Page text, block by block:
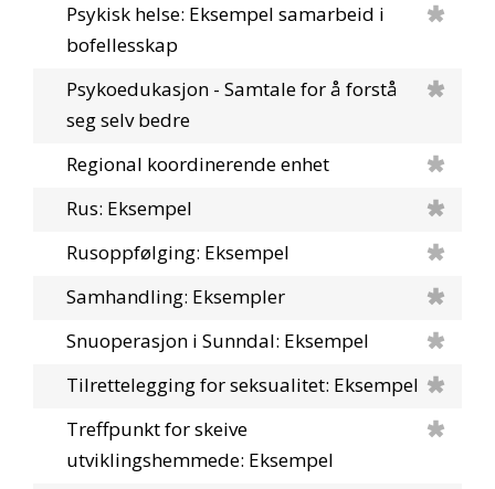
Psykisk helse: Eksempel samarbeid i
bofellesskap
Psykoedukasjon - Samtale for å forstå
seg selv bedre
Regional koordinerende enhet
Rus: Eksempel
Rusoppfølging: Eksempel
Samhandling: Eksempler
Snuoperasjon i Sunndal: Eksempel
Tilrettelegging for seksualitet: Eksempel
Treffpunkt for skeive
utviklingshemmede: Eksempel